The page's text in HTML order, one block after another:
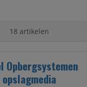
18 artikelen
Opbergsystemen
opslagmedia